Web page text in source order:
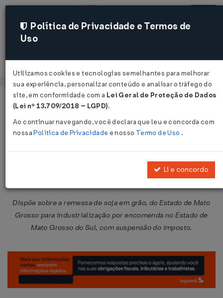
Acessar
Página Inicial Legislações
Protocolo ICMS nº 12 de
Dispõe sobre a remessa de soja em grão, do Estado de Mato
Grosso para industrialização por encomenda no Estado de
Mato Grosso do Sul, com suspensão do imposto.
Política de Privacidade e Termos de
Uso
Utilizamos cookies e tecnologias semelhantes para melhorar
sua experiência, personalizar conteúdo e analisar o tráfego do
site, em conformidade com a Lei Geral de Proteção de Dados
(Lei nº 13.709/2018 – LGPD).
Ao continuar navegando, você declara que leu e concorda com
nossaPolítica de Privacidade e nosso Termo de Uso .
Li e concordo